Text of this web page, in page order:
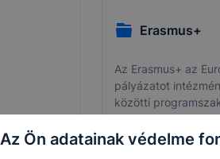
Erasmus+
Az Erasmus+ az
pályázatot
közötti
Bővebben a
Az Ön adatainak védelme